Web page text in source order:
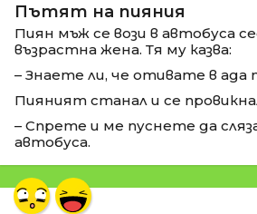
Пътят на пияния
Пиян мъж се вози в автобуса
възрастна жена. Тя му казва:
– Знаете ли, че отивате в ада
Пияният станал и се
– Спрете и ме пуснете да
автобуса.